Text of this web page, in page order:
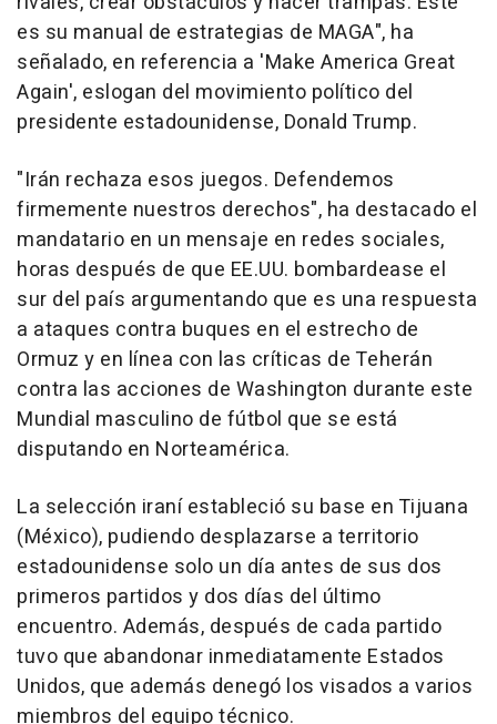
es su manual de estrategias de MAGA", ha
señalado, en referencia a 'Make America Great
Again', eslogan del movimiento político del
presidente estadounidense, Donald Trump.
"Irán rechaza esos juegos. Defendemos
firmemente nuestros derechos", ha destacado el
mandatario en un mensaje en redes sociales,
horas después de que EE.UU. bombardease el
sur del país argumentando que es una respuesta
a ataques contra buques en el estrecho de
Ormuz y en línea con las críticas de Teherán
contra las acciones de Washington durante este
Mundial masculino de fútbol que se está
disputando en Norteamérica.
La selección iraní estableció su base en Tijuana
(México), pudiendo desplazarse a territorio
estadounidense solo un día antes de sus dos
primeros partidos y dos días del último
encuentro. Además, después de cada partido
tuvo que abandonar inmediatamente Estados
Unidos, que además denegó los visados a varios
miembros del equipo técnico.